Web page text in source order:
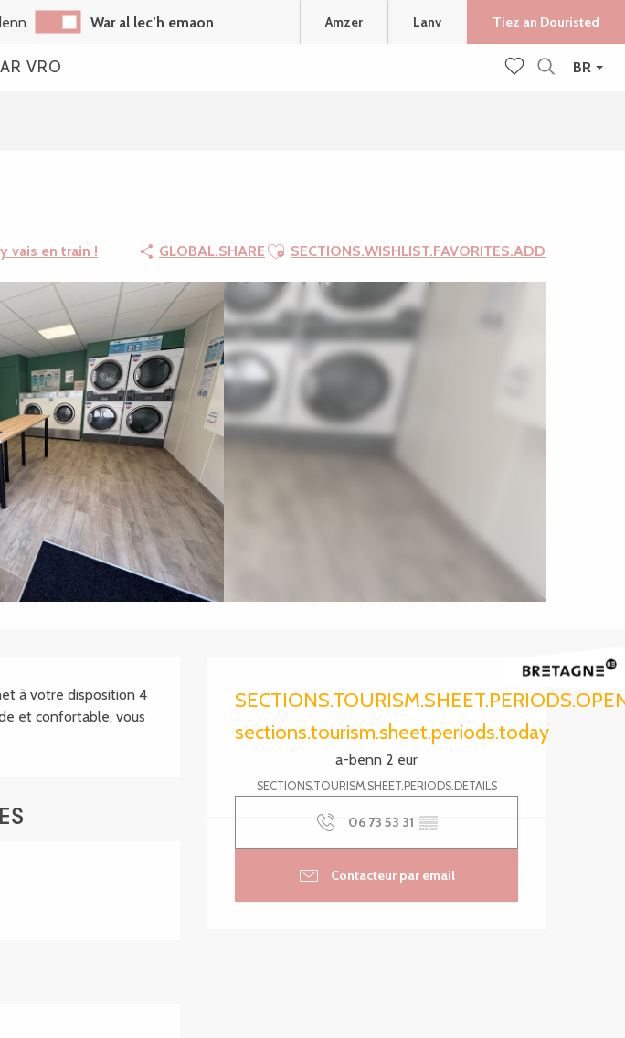
BR
War al lec’h emaon Amzer Lanv Tiez an Douristed
VRO
vais en train ! GLOBAL.SHARE Ajouter aux favoris
SECTIONS.WISHLIST.FAVORITES.ADD
Ouverture et
sections.tourism.sheet.periods.today
a-benn 2 eur
SECTIONS.TOURISM.SHEET.PERIODS.DETAILS
06 73 53 31 ▒▒
Contacteur par email
à votre disposition 4
et confortable, vous